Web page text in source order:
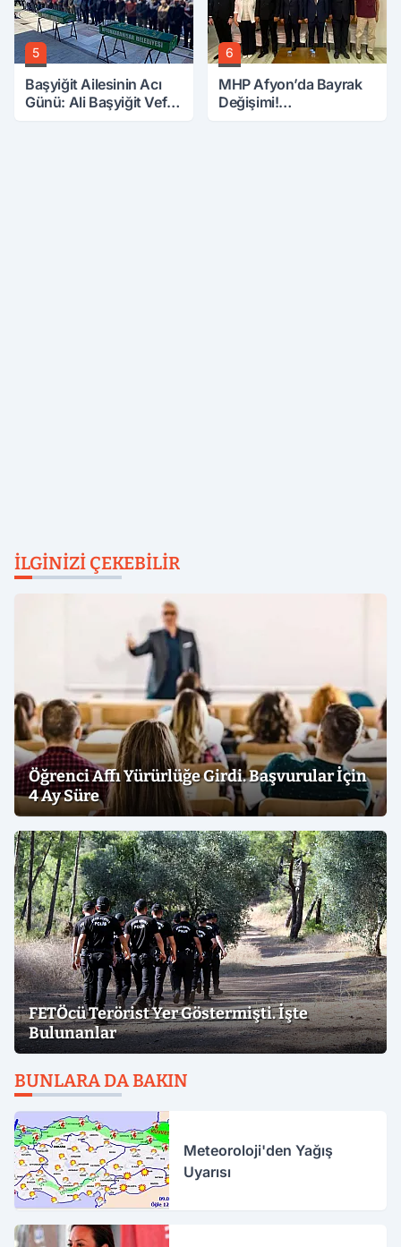
5
Başyiğit Ailesinin Acı
Günü: Ali Başyiğit Vefat
6
MHP Afyon’da Bayrak
Değişimi!
İLGINIZI ÇEKEBILIR
Öğrenci Affı Yürürlüğe Girdi. Başvurular İçin
4 Ay Süre
FETÖcü Terörist Yer Göstermişti. İşte
Bulunanlar
BUNLARA DA BAKIN
Meteoroloji'den Yağış
Uyarısı